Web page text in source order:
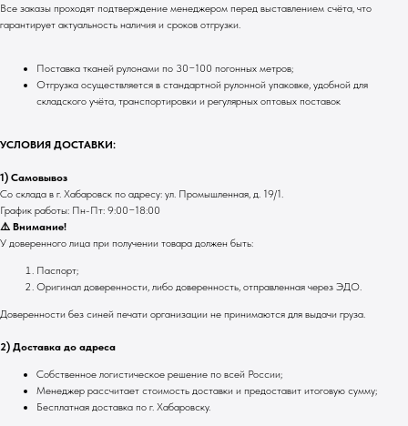
Все заказы проходят подтверждение менеджером перед выставлением счёта, что
гарантирует актуальность наличия и сроков отгрузки.
Поставка тканей рулонами по 30−100 погонных метров;
Отгрузка осуществляется в стандартной рулонной упаковке, удобной для
складского учёта, транспортировки и регулярных оптовых поставок
УСЛОВИЯ ДОСТАВКИ:
1) Самовывоз
Со склада в г. Хабаровск по адресу: ул. Промышленная, д. 19/1.
График работы: Пн-Пт: 9:00−18:00
⚠️ Внимание!
У доверенного лица при получении товара должен быть:
Паспорт;
Оригинал доверенности, либо доверенность, отправленная через ЭДО.
Доверенности без синей печати организации не принимаются для выдачи груза.
2) Доставка до адреса
Собственное логистическое решение по всей России;
Менеджер рассчитает стоимость доставки и предоставит итоговую сумму;
Бесплатная доставка по г. Хабаровску.